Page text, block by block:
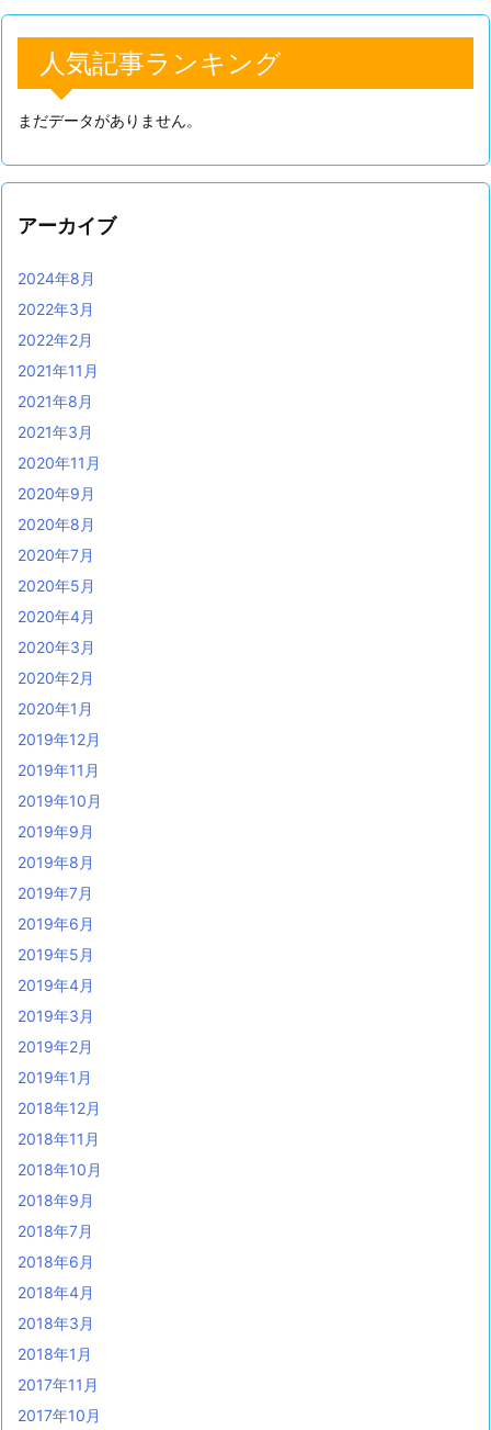
人気記事ランキング
まだデータがありません。
アーカイブ
2024年8月
2022年3月
2022年2月
2021年11月
2021年8月
2021年3月
2020年11月
2020年9月
2020年8月
2020年7月
2020年5月
2020年4月
2020年3月
2020年2月
2020年1月
2019年12月
2019年11月
2019年10月
2019年9月
2019年8月
2019年7月
2019年6月
2019年5月
2019年4月
2019年3月
2019年2月
2019年1月
2018年12月
2018年11月
2018年10月
2018年9月
2018年7月
2018年6月
2018年4月
2018年3月
2018年1月
2017年11月
2017年10月